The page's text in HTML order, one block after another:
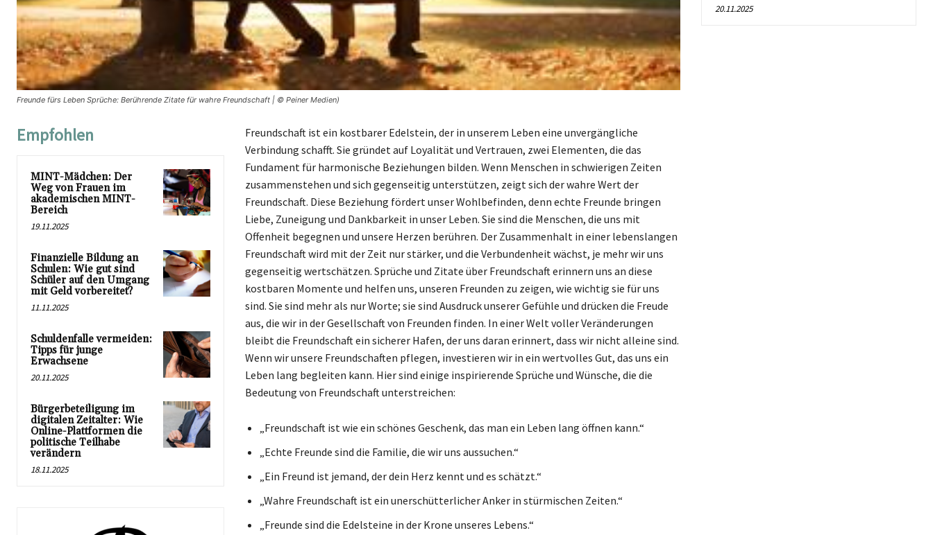
Freunde fürs Leben Sprüche: Berührende Zitate für wahre Freundschaft | © Peiner Medien)
Empfohlen
MINT-Mädchen: Der
Weg von Frauen im
akademischen MINT-
Bereich
19.11.2025
Finanzielle Bildung an
Schulen: Wie gut sind
Schüler auf den Umgang
mit Geld vorbereitet?
11.11.2025
Schuldenfalle vermeiden:
Tipps für junge
Erwachsene
20.11.2025
Bürgerbeteiligung im
digitalen Zeitalter: Wie
Online-Plattformen die
politische Teilhabe
verändern
18.11.2025
Freundschaft ist ein kostbarer Edelstein, der in unserem Leben eine unvergängliche
Verbindung schafft. Sie gründet auf Loyalität und Vertrauen, zwei Elementen, die das
Fundament für harmonische Beziehungen bilden. Wenn Menschen in schwierigen Zeiten
zusammenstehen und sich gegenseitig unterstützen, zeigt sich der wahre Wert der
Freundschaft. Diese Beziehung fördert unser Wohlbefinden, denn echte Freunde bringen
Liebe, Zuneigung und Dankbarkeit in unser Leben. Sie sind die Menschen, die uns mit
Offenheit begegnen und unsere Herzen berühren. Der Zusammenhalt in einer lebenslangen
Freundschaft wird mit der Zeit nur stärker, und die Verbundenheit wächst, je mehr wir uns
gegenseitig wertschätzen. Sprüche und Zitate über Freundschaft erinnern uns an diese
kostbaren Momente und helfen uns, unseren Freunden zu zeigen, wie wichtig sie für uns
sind. Sie sind mehr als nur Worte; sie sind Ausdruck unserer Gefühle und drücken die Freude
aus, die wir in der Gesellschaft von Freunden finden. In einer Welt voller Veränderungen
bleibt die Freundschaft ein sicherer Hafen, der uns daran erinnert, dass wir nicht alleine sind.
Wenn wir unsere Freundschaften pflegen, investieren wir in ein wertvolles Gut, das uns ein
Leben lang begleiten kann. Hier sind einige inspirierende Sprüche und Wünsche, die die
Bedeutung von Freundschaft unterstreichen:
„Freundschaft ist wie ein schönes Geschenk, das man ein Leben lang öffnen kann.“
„Echte Freunde sind die Familie, die wir uns aussuchen.“
„Ein Freund ist jemand, der dein Herz kennt und es schätzt.“
„Wahre Freundschaft ist ein unerschütterlicher Anker in stürmischen Zeiten.“
„Freunde sind die Edelsteine in der Krone unseres Lebens.“
20.11.2025